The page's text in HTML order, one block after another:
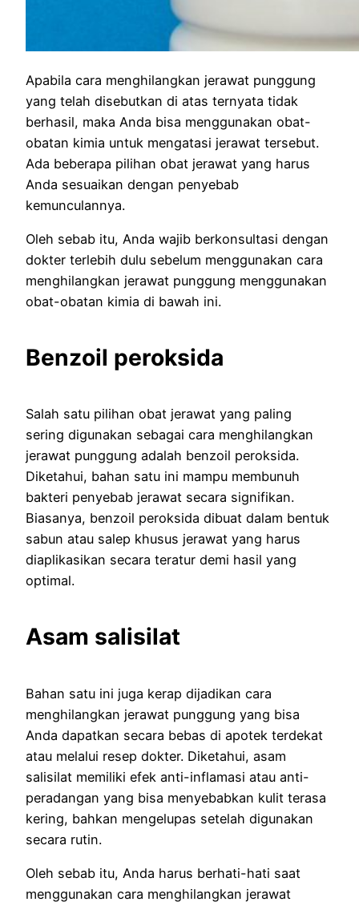
Apabila cara menghilangkan jerawat punggung
yang telah disebutkan di atas ternyata tidak
berhasil, maka Anda bisa menggunakan obat-
obatan kimia untuk mengatasi jerawat tersebut.
Ada beberapa pilihan obat jerawat yang harus
Anda sesuaikan dengan penyebab
kemunculannya.
Oleh sebab itu, Anda wajib berkonsultasi dengan
dokter terlebih dulu sebelum menggunakan cara
menghilangkan jerawat punggung menggunakan
obat-obatan kimia di bawah ini.
Benzoil peroksida
Salah satu pilihan obat jerawat yang paling
sering digunakan sebagai cara menghilangkan
jerawat punggung adalah benzoil peroksida.
Diketahui, bahan satu ini mampu membunuh
bakteri penyebab jerawat secara signifikan.
Biasanya, benzoil peroksida dibuat dalam bentuk
sabun atau salep khusus jerawat yang harus
diaplikasikan secara teratur demi hasil yang
optimal.
Asam salisilat
Bahan satu ini juga kerap dijadikan cara
menghilangkan jerawat punggung yang bisa
Anda dapatkan secara bebas di apotek terdekat
atau melalui resep dokter. Diketahui, asam
salisilat memiliki efek anti-inflamasi atau anti-
peradangan yang bisa menyebabkan kulit terasa
kering, bahkan mengelupas setelah digunakan
secara rutin.
Oleh sebab itu, Anda harus berhati-hati saat
menggunakan cara menghilangkan jerawat